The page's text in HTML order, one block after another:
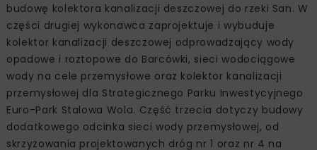
budowę kolektora kanalizacji deszczowej do rzeki San. W
części drugiej wykonawca zaprojektuje i wybuduje
kolektor kanalizacji deszczowej odprowadzający wody
opadowe i roztopowe do Barcówki, sieci wodociągowe
wody na cele przemysłowe oraz kolektor kanalizacji
przemysłowej dla Strategicznego Parku Inwestycyjnego
Euro-Park Stalowa Wola. Część trzecia dotyczy budowy
dodatkowego odcinka sieci wody przemysłowej, od
skrzyżowania projektowanych dróg nr 1 oraz nr 4 na